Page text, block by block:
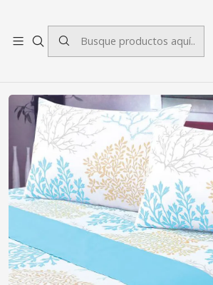
Inicio Dormitorio Sábanas
Juego de Sabanas 144 Hilos de 2